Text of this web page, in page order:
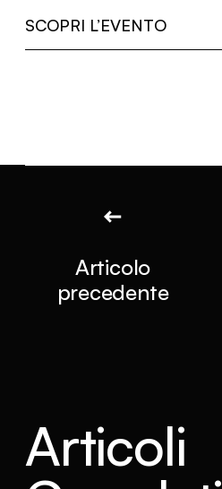
SCOPRI L’EVENTO
Articolo
precedente
Articoli